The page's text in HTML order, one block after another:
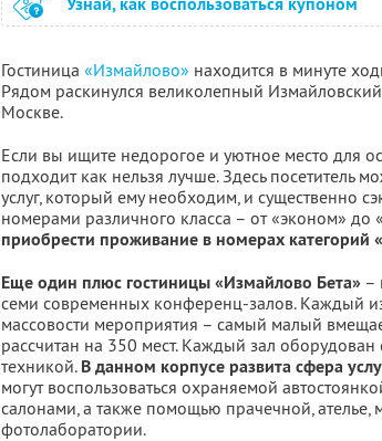
Гостиница «Измайлово» находится в минуте
Рядом раскинулся великолепный
Москве.
Если вы ищите недорогое и уютное место для
подходит как нельзя лучше. Здесь посетитель
услуг, который ему необходим, и существенно
номерами различного класса – от «эконом» до
приобрести проживание в номерах категорий
Еще один плюс гостиницы «Измайлово Бета» –
семи современных конференц-залов. Каждый
массовости мероприятия – самый малый
рассчитан на 350 мест. Каждый зал
техникой. В данном корпусе развита сфера
могут воспользоваться охраняемой
салонами, а также помощью прачечной, ателье,
фотолаборатории.